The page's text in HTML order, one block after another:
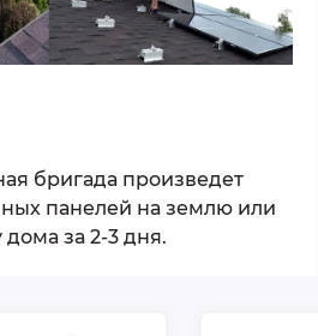
бригада произведет
панелей на землю или
за 2-3 дня.